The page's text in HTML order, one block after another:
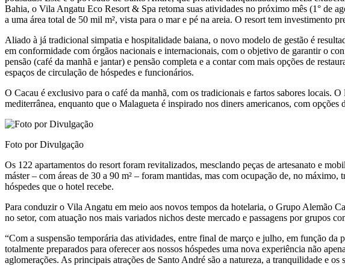
Bahia, o Vila Angatu Eco Resort & Spa retoma suas atividades no próximo mês (1° de
a uma área total de 50 mil m², vista para o mar e pé na areia. O resort tem investimento
Aliado à já tradicional simpatia e hospitalidade baiana, o novo modelo de gestão é
em conformidade com órgãos nacionais e internacionais, com o objetivo de garantir o
pensão (café da manhã e jantar) e pensão completa e a contar com mais opções de
espaços de circulação de hóspedes e funcionários.
O Cacau é exclusivo para o café da manhã, com os tradicionais e fartos sabores locais.
mediterrânea, enquanto que o Malagueta é inspirado nos diners americanos, com
Foto por Divulgação
Os 122 apartamentos do resort foram revitalizados, mesclando peças de artesanato e
máster – com áreas de 30 a 90 m² – foram mantidas, mas com ocupação de, no
hóspedes que o hotel recebe.
Para conduzir o Vila Angatu em meio aos novos tempos da hotelaria, o Grupo Alemão
no setor, com atuação nos mais variados nichos deste mercado e passagens por grupos
“Com a suspensão temporária das atividades, entre final de março e julho, em função
totalmente preparados para oferecer aos nossos hóspedes uma nova experiência não
aglomerações. As principais atrações de Santo André são a natureza, a tranquilidade e